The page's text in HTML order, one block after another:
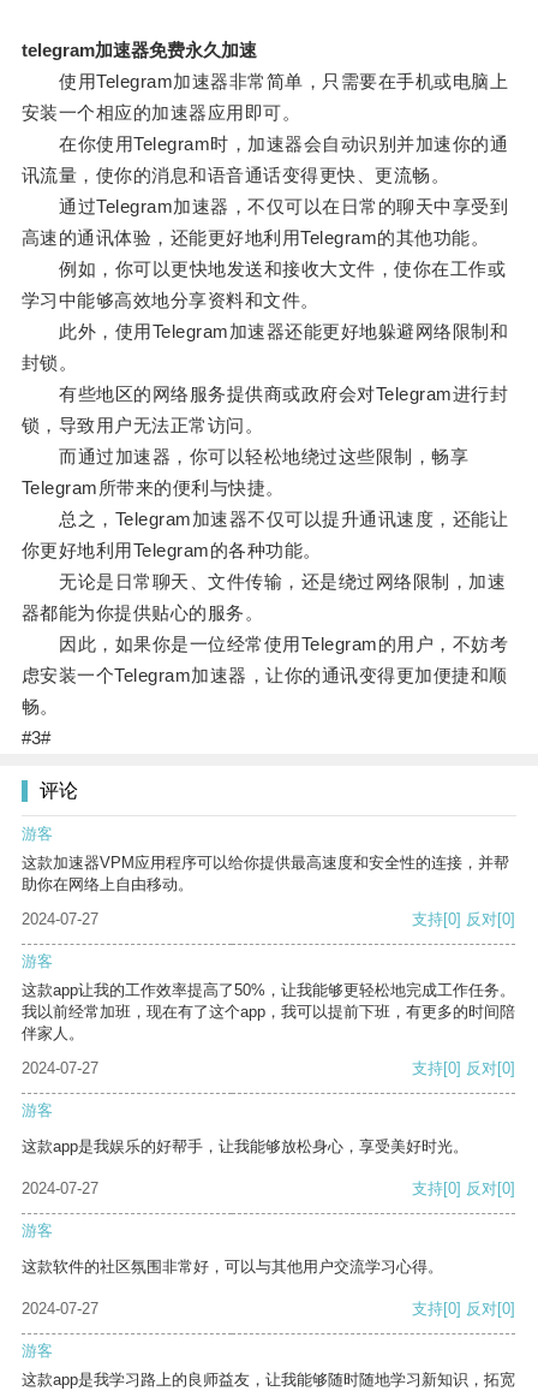
telegram加速器免费永久加速
使用Telegram加速器非常简单，只需要在手机或电脑上
安装一个相应的加速器应用即可。
在你使用Telegram时，加速器会自动识别并加速你的通
讯流量，使你的消息和语音通话变得更快、更流畅。
通过Telegram加速器，不仅可以在日常的聊天中享受到
高速的通讯体验，还能更好地利用Telegram的其他功能。
例如，你可以更快地发送和接收大文件，使你在工作或
学习中能够高效地分享资料和文件。
此外，使用Telegram加速器还能更好地躲避网络限制和
封锁。
有些地区的网络服务提供商或政府会对Telegram进行封
锁，导致用户无法正常访问。
而通过加速器，你可以轻松地绕过这些限制，畅享
Telegram所带来的便利与快捷。
总之，Telegram加速器不仅可以提升通讯速度，还能让
你更好地利用Telegram的各种功能。
无论是日常聊天、文件传输，还是绕过网络限制，加速
器都能为你提供贴心的服务。
因此，如果你是一位经常使用Telegram的用户，不妨考
虑安装一个Telegram加速器，让你的通讯变得更加便捷和顺
畅。
#3#
评论
游客
这款加速器VPM应用程序可以给你提供最高速度和安全性的连接，并帮
助你在网络上自由移动。
2024-07-27
支持[0] 反对[0]
游客
这款app让我的工作效率提高了50%，让我能够更轻松地完成工作任务。
我以前经常加班，现在有了这个app，我可以提前下班，有更多的时间陪
伴家人。
2024-07-27
支持[0] 反对[0]
游客
这款app是我娱乐的好帮手，让我能够放松身心，享受美好时光。
2024-07-27 支持[0] 反对[0]
游客
这款软件的社区氛围非常好，可以与其他用户交流学习心得。
2024-07-27 支持[0] 反对[0]
游客
这款app是我学习路上的良师益友，让我能够随时随地学习新知识，拓宽